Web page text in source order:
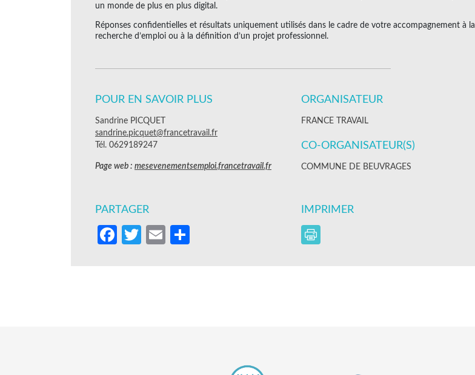
un monde de plus en plus digital.
Réponses confidentielles et résultats uniquement utilisés dans le cadre de votre accompagnement à la
recherche d’emploi ou à la définition d’un projet professionnel.
POUR EN SAVOIR PLUS
Sandrine PICQUET
sandrine.picquet@francetravail.fr
Tél. 0629189247
Page web : mesevenementsemploi.francetravail.fr
ORGANISATEUR
FRANCE TRAVAIL
CO-ORGANISATEUR(S)
COMMUNE DE BEUVRAGES
PARTAGER
Facebook
Twitter
Email
IMPRIMER